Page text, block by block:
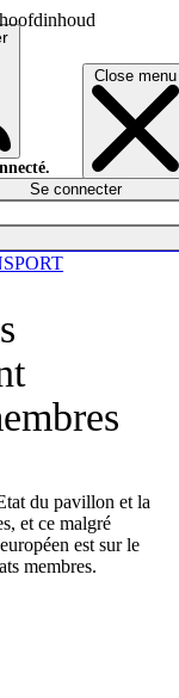
Close menu
Se connecter
du pavillon et la
et ce malgré
est sur le
membres.